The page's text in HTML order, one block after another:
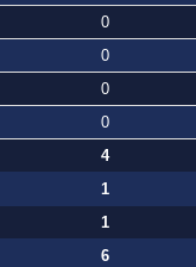
0
0
0
0
4
1
1
6